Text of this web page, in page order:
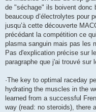
de "séchage" ils boivent donc
beaucoup d’électrolytes pour
jusqu’à cette découverte
précédant la compétition ce
plasma sanguin mais pas les
Pas d'explication précise sur
paragraphe que j'ai trouvé sur
·The key to optimal raceday
hydrating the muscles in the
learned from a successful
way (read: no steroids), there